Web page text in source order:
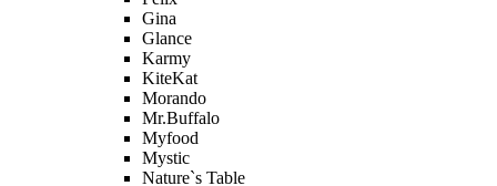
Gina
Glance
Karmy
KiteKat
Morando
Mr.Buffalo
Myfood
Mystic
Nature`s Table